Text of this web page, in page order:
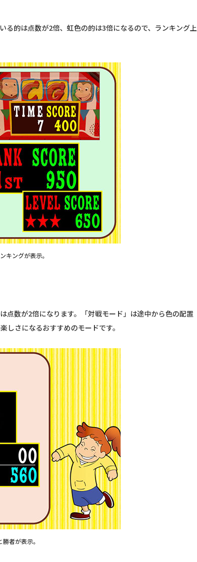
る的は点数が2倍、虹色の的は3倍になるので、ランキング上
キングが表示。
点数が2倍になります。「対戦モード」は途中から色の配置
さになるおすすめのモードです。
者が表示。